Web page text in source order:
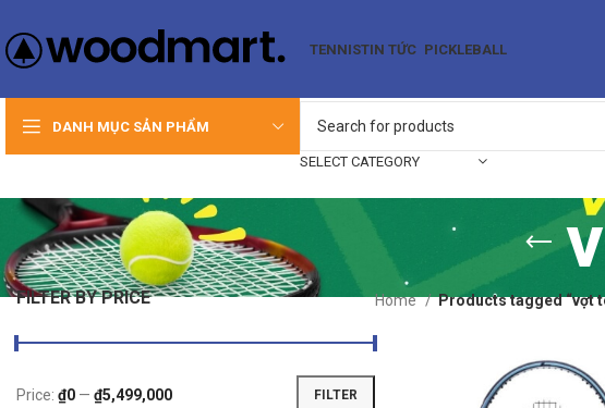
TENNISTIN TỨC PICKLEBALL
DANH MỤC SẢN PHẨM
SELECT CATEGORY
FILTER BY PRICE
FILTER
Price: ₫0 — ₫5,499,000
Home Products tagged “vợt